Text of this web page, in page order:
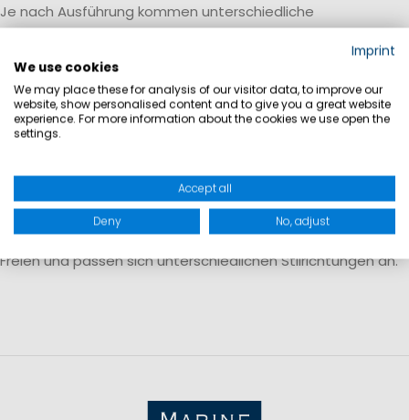
Je nach Ausführung kommen unterschiedliche
synthetische Füllungen. Diese bieten Wärme bei geringem
Gewicht und ermöglichen ein angenehmes Tragegefühl
über längere Zeiträume.
Vielseitig kombinierbar im Alltag
Damenjacken und Mäntel lassen sich mit verschiedenen
Outfits kombinieren – von sportlich bis klassisch. Sie eignen
sich für den täglichen Einsatz, Reisen oder Aktivitäten im
Freien und passen sich unterschiedlichen Stilrichtungen an.
Imprint
We use cookies
We may place these for analysis of our visitor data, to improve our
website, show personalised content and to give you a great website
experience. For more information about the cookies we use open the
settings.
Accept all
Deny No, adjust